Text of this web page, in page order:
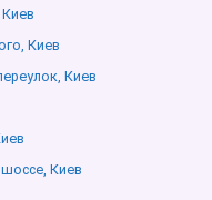
Киев
Киев
Киев